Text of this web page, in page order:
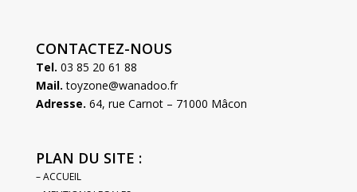
CONTACTEZ-NOUS
Tel. 03 85 20 61 88
Mail. toyzone@wanadoo.fr
Adresse. 64, rue Carnot – 71000 Mâcon
PLAN DU SITE :
– ACCUEIL